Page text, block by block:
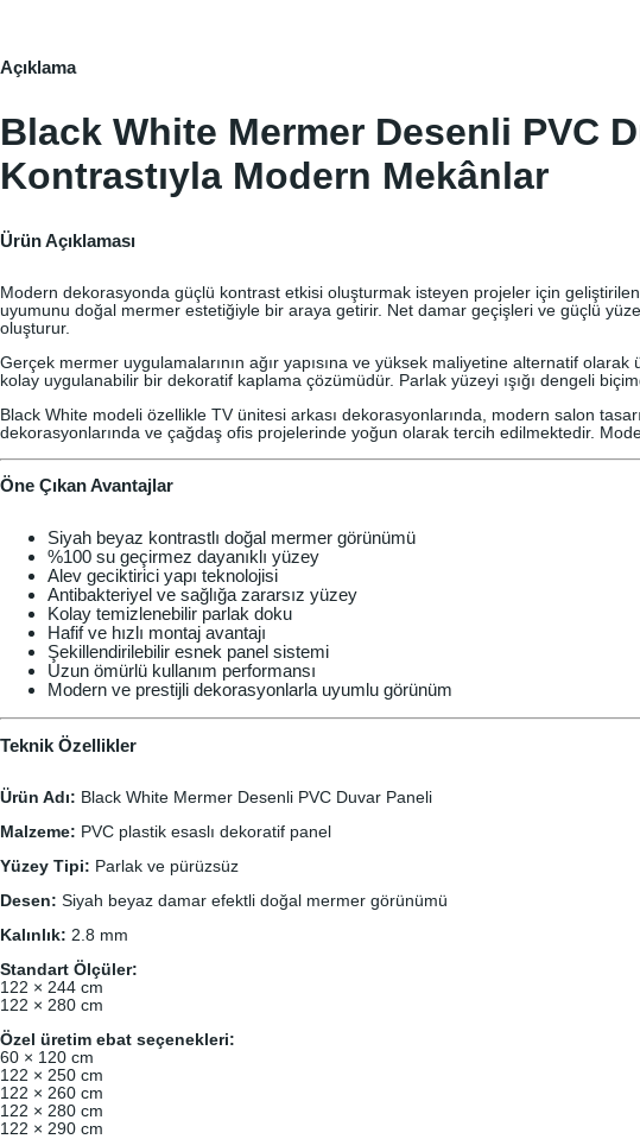
c
e
t
Açıklama
Black White Mermer Desenli PVC
Kontrastıyla Modern Mekânlar
Ürün Açıklaması
Modern dekorasyonda güçlü kontrast etkisi oluşturmak isteyen projeler için geliştirilen
uyumunu doğal mermer estetiğiyle bir araya getirir. Net damar geçişleri ve güçlü
oluşturur.
Gerçek mermer uygulamalarının ağır yapısına ve yüksek maliyetine alternatif
kolay uygulanabilir bir dekoratif kaplama çözümüdür. Parlak yüzeyi ışığı dengeli
Black White modeli özellikle TV ünitesi arkası dekorasyonlarında, modern salon
dekorasyonlarında ve çağdaş ofis projelerinde yoğun olarak tercih edilmektedir.
Öne Çıkan Avantajlar
Siyah beyaz kontrastlı doğal mermer görünümü
%100 su geçirmez dayanıklı yüzey
Alev geciktirici yapı teknolojisi
Antibakteriyel ve sağlığa zararsız yüzey
Kolay temizlenebilir parlak doku
Hafif ve hızlı montaj avantajı
Şekillendirilebilir esnek panel sistemi
Uzun ömürlü kullanım performansı
Modern ve prestijli dekorasyonlarla uyumlu görünüm
Teknik Özellikler
Ürün Adı: Black White Mermer Desenli PVC Duvar Paneli
Malzeme: PVC plastik esaslı dekoratif panel
Yüzey Tipi: Parlak ve pürüzsüz
Desen: Siyah beyaz damar efektli doğal mermer görünümü
Kalınlık: 2.8 mm
Standart Ölçüler:
122 × 244 cm
122 × 280 cm
Özel üretim ebat seçenekleri:
60 × 120 cm
122 × 250 cm
122 × 260 cm
122 × 280 cm
122 × 290 cm